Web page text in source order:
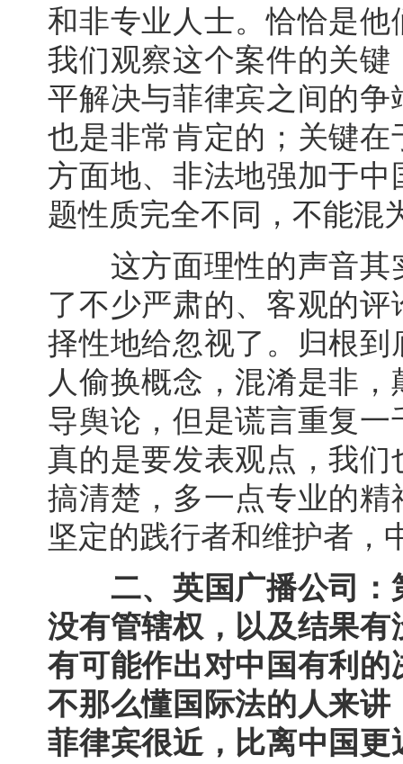
和非专业人士。恰恰是
我们观察这个案件的关
平解决与菲律宾之间的
也是非常肯定的；关键
方面地、非法地强加于
题性质完全不同，不能混
这方面理性的声音其
了不少严肃的、客观的
择性地给忽视了。归根
人偷换概念，混淆是非
导舆论，但是谎言重复
真的是要发表观点，我
搞清楚，多一点专业的
坚定的践行者和维护者，
二、英国广播公司
没有管辖权，以及结果
有可能作出对中国有利
不那么懂国际法的人来
菲律宾很近，比离中国